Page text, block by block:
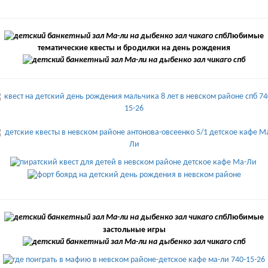
Любимые
тематические квесты и бродилки на день рождения
Любимые
застольные игры